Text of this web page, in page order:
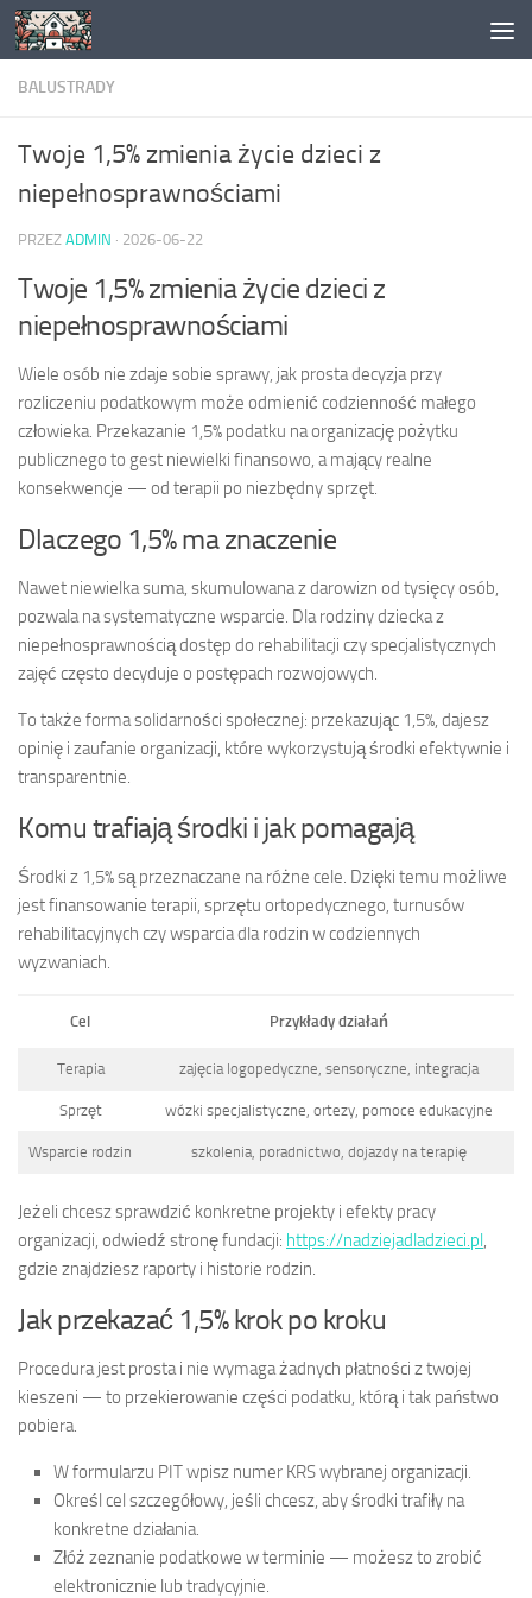
Skip to content
BALUSTRADY
Twoje 1,5% zmienia życie dzieci z
niepełnosprawnościami
PRZEZ ADMIN · 2026-06-22
Twoje 1,5% zmienia życie dzieci z
niepełnosprawnościami
Wiele osób nie zdaje sobie sprawy, jak prosta decyzja przy
rozliczeniu podatkowym może odmienić codzienność małego
człowieka. Przekazanie 1,5% podatku na organizację pożytku
publicznego to gest niewielki finansowo, a mający realne
konsekwencje — od terapii po niezbędny sprzęt.
Dlaczego 1,5% ma znaczenie
Nawet niewielka suma, skumulowana z darowizn od tysięcy osób,
pozwala na systematyczne wsparcie. Dla rodziny dziecka z
niepełnosprawnością dostęp do rehabilitacji czy specjalistycznych
zajęć często decyduje o postępach rozwojowych.
To także forma solidarności społecznej: przekazując 1,5%, dajesz
opinię i zaufanie organizacji, które wykorzystują środki efektywnie i
transparentnie.
Komu trafiają środki i jak pomagają
Środki z 1,5% są przeznaczane na różne cele. Dzięki temu możliwe
jest finansowanie terapii, sprzętu ortopedycznego, turnusów
rehabilitacyjnych czy wsparcia dla rodzin w codziennych
wyzwaniach.
Cel Przykłady działań
Terapia zajęcia logopedyczne, sensoryczne, integracja
Sprzęt wózki specjalistyczne, ortezy, pomoce edukacyjne
Wsparcie rodzin szkolenia, poradnictwo, dojazdy na terapię
Jeżeli chcesz sprawdzić konkretne projekty i efekty pracy
organizacji, odwiedź stronę fundacji: https://nadziejadladzieci.pl,
gdzie znajdziesz raporty i historie rodzin.
Jak przekazać 1,5% krok po kroku
Procedura jest prosta i nie wymaga żadnych płatności z twojej
kieszeni — to przekierowanie części podatku, którą i tak państwo
pobiera.
W formularzu PIT wpisz numer KRS wybranej organizacji.
Określ cel szczegółowy, jeśli chcesz, aby środki trafiły na
konkretne działania.
Złóż zeznanie podatkowe w terminie — możesz to zrobić
elektronicznie lub tradycyjnie.